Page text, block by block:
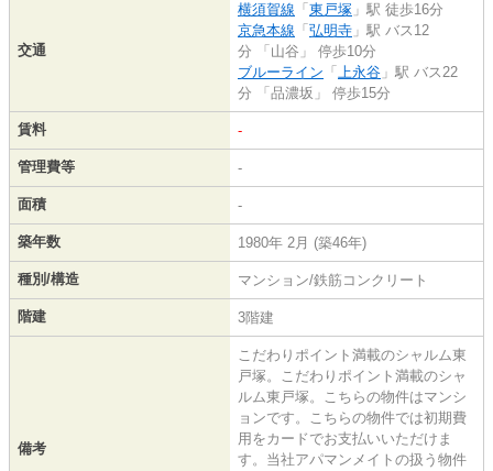
交通
横須賀線 「 東戸塚 」駅 徒歩16分
京急本線 「 弘明寺 」駅 バス12
分 「山谷」 停歩10分
ブルーライン 「 上永谷 」駅 バス22
分 「品濃坂」 停歩15分
賃料 -
管理費等 -
面積 -
築年数 1980年 2月 (築46年)
種別/構造 マンション/鉄筋コンクリート
階建 3階建
備考
こだわりポイント満載のシャルム東
戸塚。こだわりポイント満載のシャ
ルム東戸塚。こちらの物件はマンシ
ョンです。こちらの物件では初期費
用をカードでお支払いいただけま
す。当社アパマンメイトの扱う物件